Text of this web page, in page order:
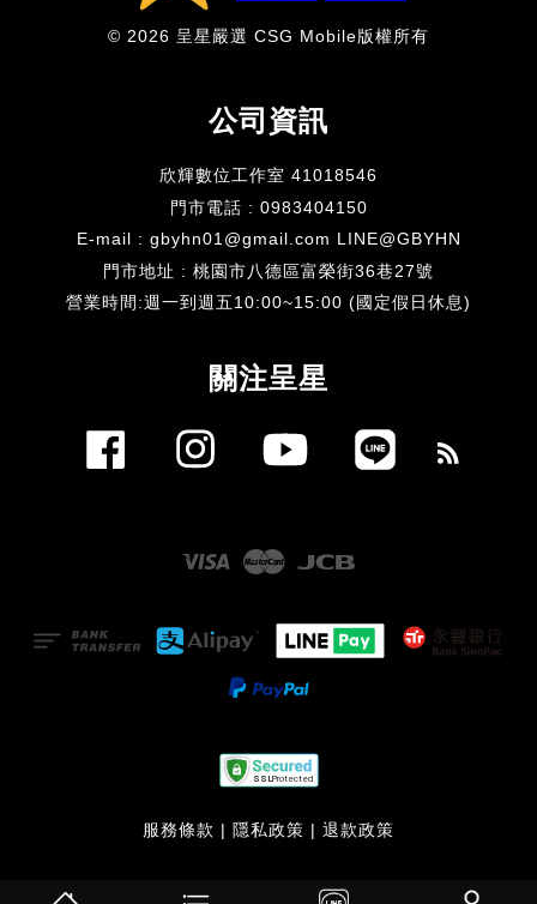
© 2026 呈星嚴選 CSG Mobile版權所有
公司資訊
欣輝數位工作室 41018546
門市電話 : 0983404150
E-mail : gbyhn01@gmail.com LINE@GBYHN
門市地址 : 桃園市八德區富榮街36巷27號
​營業時間:週一到週五10:00~15:00 (國定假日休息)
關注呈星
Facebook Instagram YouTube
Visa Master
服務條款 隱私政策 退款政策